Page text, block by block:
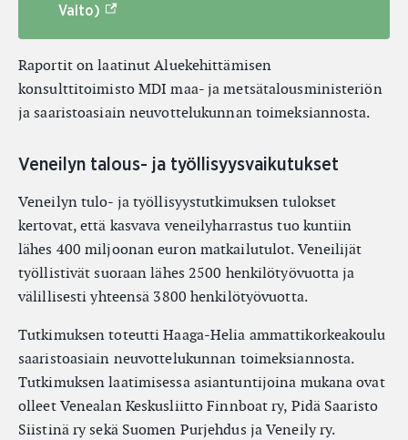
Valto) (Ulkoinen linkki)
Raportit on laatinut Aluekehittämisen
konsulttitoimisto MDI maa- ja metsätalousministeriön
ja saaristoasiain neuvottelukunnan toimeksiannosta.
Veneilyn talous- ja työllisyysvaikutukset
Veneilyn tulo- ja työllisyystutkimuksen tulokset
kertovat, että kasvava veneilyharrastus tuo kuntiin
lähes 400 miljoonan euron matkailutulot. Veneilijät
työllistivät suoraan lähes 2500 henkilötyövuotta ja
välillisesti yhteensä 3800 henkilötyövuotta.
Tutkimuksen toteutti Haaga-Helia ammattikorkeakoulu
saaristoasiain neuvottelukunnan toimeksiannosta.
Tutkimuksen laatimisessa asiantuntijoina mukana ovat
olleet Venealan Keskusliitto Finnboat ry, Pidä Saaristo
Siistinä ry sekä Suomen Purjehdus ja Veneily ry.